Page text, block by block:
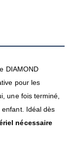
DIAMOND
pour les
une fois terminé,
Idéal dès
nécessaire